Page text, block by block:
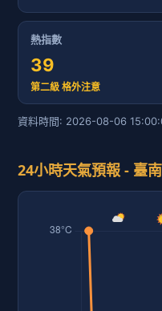
熱指數
39
第二級 格外注意
資料時間: 2026-08-06
24小時天氣預報 - 臺